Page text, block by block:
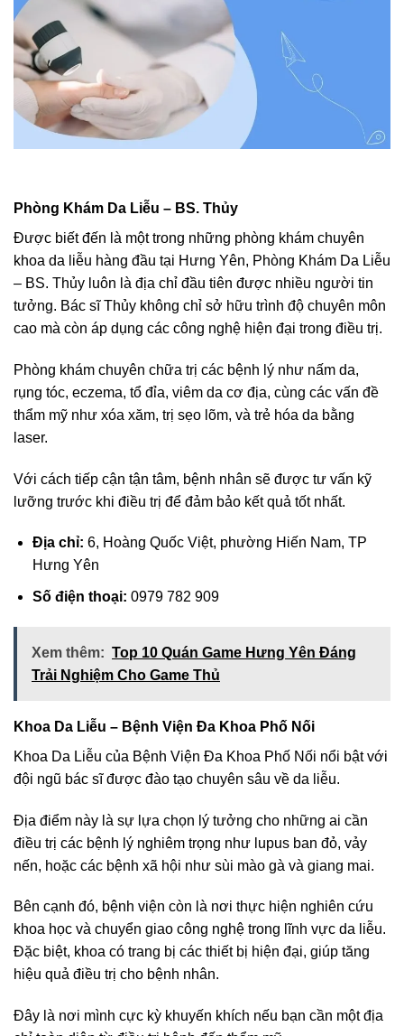
Phòng Khám Da Liễu – BS. Thủy
Được biết đến là một trong những phòng khám chuyên
khoa da liễu hàng đầu tại Hưng Yên, Phòng Khám Da Liễu
– BS. Thủy luôn là địa chỉ đầu tiên được nhiều người tin
tưởng. Bác sĩ Thủy không chỉ sở hữu trình độ chuyên môn
cao mà còn áp dụng các công nghệ hiện đại trong điều trị.
Phòng khám chuyên chữa trị các bệnh lý như nấm da,
rụng tóc, eczema, tổ đỉa, viêm da cơ địa, cùng các vấn đề
thẩm mỹ như xóa xăm, trị sẹo lõm, và trẻ hóa da bằng
laser.
Với cách tiếp cận tận tâm, bệnh nhân sẽ được tư vấn kỹ
lưỡng trước khi điều trị để đảm bảo kết quả tốt nhất.
Địa chỉ: 6, Hoàng Quốc Việt, phường Hiến Nam, TP
Hưng Yên
Số điện thoại: 0979 782 909
Xem thêm: Top 10 Quán Game Hưng Yên Đáng
Trải Nghiệm Cho Game Thủ
Khoa Da Liễu – Bệnh Viện Đa Khoa Phố Nối
Khoa Da Liễu của Bệnh Viện Đa Khoa Phố Nối nổi bật với
đội ngũ bác sĩ được đào tạo chuyên sâu về da liễu.
Địa điểm này là sự lựa chọn lý tưởng cho những ai cần
điều trị các bệnh lý nghiêm trọng như lupus ban đỏ, vảy
nến, hoặc các bệnh xã hội như sùi mào gà và giang mai.
Bên cạnh đó, bệnh viện còn là nơi thực hiện nghiên cứu
khoa học và chuyển giao công nghệ trong lĩnh vực da liễu.
Đặc biệt, khoa có trang bị các thiết bị hiện đại, giúp tăng
hiệu quả điều trị cho bệnh nhân.
Đây là nơi mình cực kỳ khuyến khích nếu bạn cần một địa